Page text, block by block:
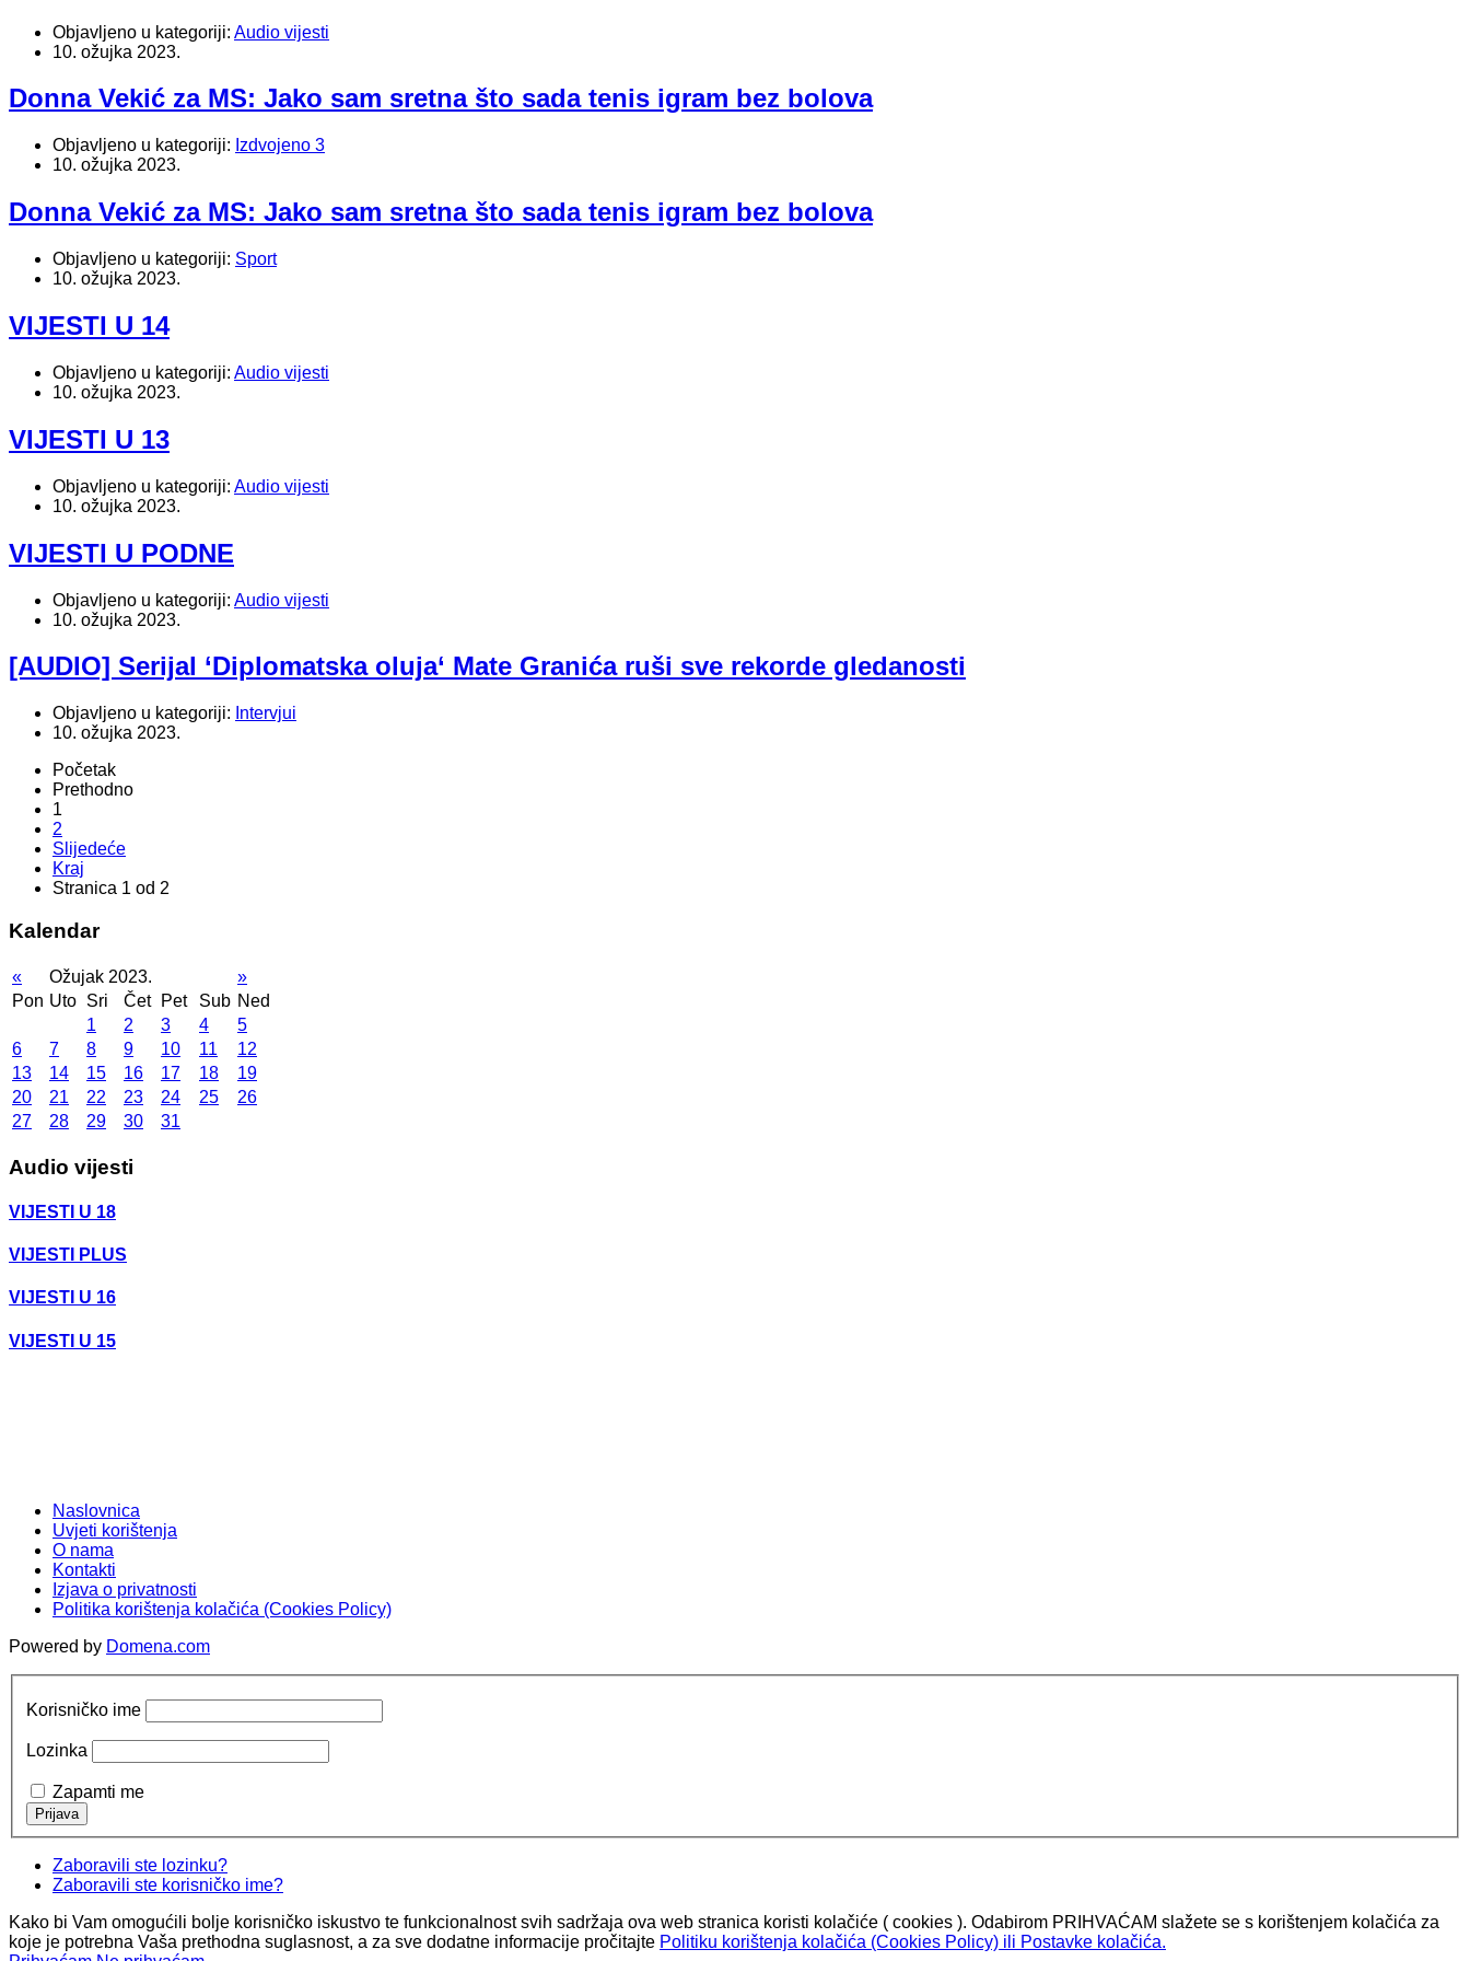
Objavljeno u kategoriji: Audio vijesti
10. ožujka 2023.
Donna Vekić za MS: Jako sam sretna što sada tenis igram bez bolova
Objavljeno u kategoriji: Izdvojeno 3
10. ožujka 2023.
Donna Vekić za MS: Jako sam sretna što sada tenis igram bez bolova
Objavljeno u kategoriji: Sport
10. ožujka 2023.
VIJESTI U 14
Objavljeno u kategoriji: Audio vijesti
10. ožujka 2023.
VIJESTI U 13
Objavljeno u kategoriji: Audio vijesti
10. ožujka 2023.
VIJESTI U PODNE
Objavljeno u kategoriji: Audio vijesti
10. ožujka 2023.
[AUDIO] Serijal ‘Diplomatska oluja‘ Mate Granića ruši sve rekorde gledanosti
Objavljeno u kategoriji: Intervjui
10. ožujka 2023.
Početak
Prethodno
1
2
Slijedeće
Kraj
Stranica 1 od 2
Kalendar
« Ožujak 2023.
»
Pon Uto Sri Čet Pet Sub Ned
1
2 3 4
5
6
7 8 9 10 11
12
13
14 15 16 17 18
19
20
21 22 23 24 25
26
27
28 29 30 31
Audio vijesti
VIJESTI U 18
VIJESTI PLUS
VIJESTI U 16
VIJESTI U 15
Naslovnica
Uvjeti korištenja
O nama
Kontakti
Izjava o privatnosti
Politika korištenja kolačića (Cookies Policy)
Powered by Domena.com
Korisničko ime
Lozinka
Zapamti me
Zaboravili ste lozinku?
Zaboravili ste korisničko ime?
Kako bi Vam omogućili bolje korisničko iskustvo te funkcionalnost svih sadržaja ova web stranica koristi kolačiće ( cookies ). Odabirom PRIHVAĆAM slažete se s korištenjem kolačića za
koje je potrebna Vaša prethodna suglasnost, a za sve dodatne informacije pročitajte Politiku korištenja kolačića (Cookies Policy) ili Postavke kolačića.